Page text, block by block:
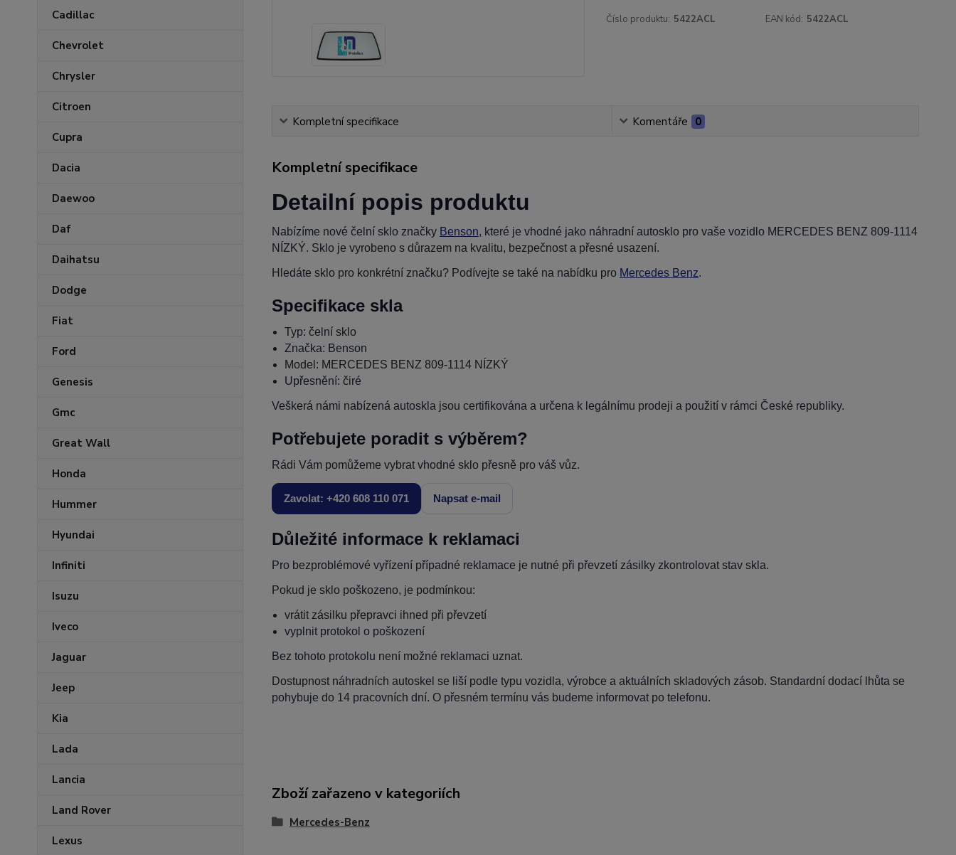
Cadillac
Chevrolet
Chrysler
Citroen
Cupra
Dacia
Daewoo
Daf
Daihatsu
Dodge
Fiat
Ford
Genesis
Gmc
Great Wall
Honda
Hummer
Hyundai
Infiniti
Isuzu
Iveco
Jaguar
Jeep
Kia
Lada
Lancia
Land Rover
Lexus
Číslo produktu: 5422ACL EAN kód: 5422ACL
Kompletní specifikace Komentáře 0
Kompletní specifikace
Detailní popis produktu
Nabízíme nové čelní sklo značky Benson, které je vhodné jako náhradní autosklo pro vaše vozidlo MERCEDES BENZ 809-1114
NÍZKÝ. Sklo je vyrobeno s důrazem na kvalitu, bezpečnost a přesné usazení.
Hledáte sklo pro konkrétní značku? Podívejte se také na nabídku pro Mercedes Benz.
Specifikace skla
Typ: čelní sklo
Značka: Benson
Model: MERCEDES BENZ 809-1114 NÍZKÝ
Upřesnění: čiré
Veškerá námi nabízená autoskla jsou certifikována a určena k legálnímu prodeji a použití v rámci České republiky.
Potřebujete poradit s výběrem?
Rádi Vám pomůžeme vybrat vhodné sklo přesně pro váš vůz.
Zavolat: +420 608 110 071 Napsat e-mail
Důležité informace k reklamaci
Pro bezproblémové vyřízení případné reklamace je nutné při převzetí zásilky zkontrolovat stav skla.
Pokud je sklo poškozeno, je podmínkou:
vrátit zásilku přepravci ihned při převzetí
vyplnit protokol o poškození
Bez tohoto protokolu není možné reklamaci uznat.
Dostupnost náhradních autoskel se liší podle typu vozidla, výrobce a aktuálních skladových zásob. Standardní dodací lhůta se
pohybuje do 14 pracovních dní. O přesném termínu vás budeme informovat po telefonu.
Zboží zařazeno v kategoriích
Mercedes-Benz